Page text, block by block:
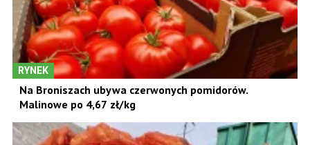
RYNEK
Na Broniszach ubywa czerwonych pomidorów.
Malinowe po 4,67 zł/kg